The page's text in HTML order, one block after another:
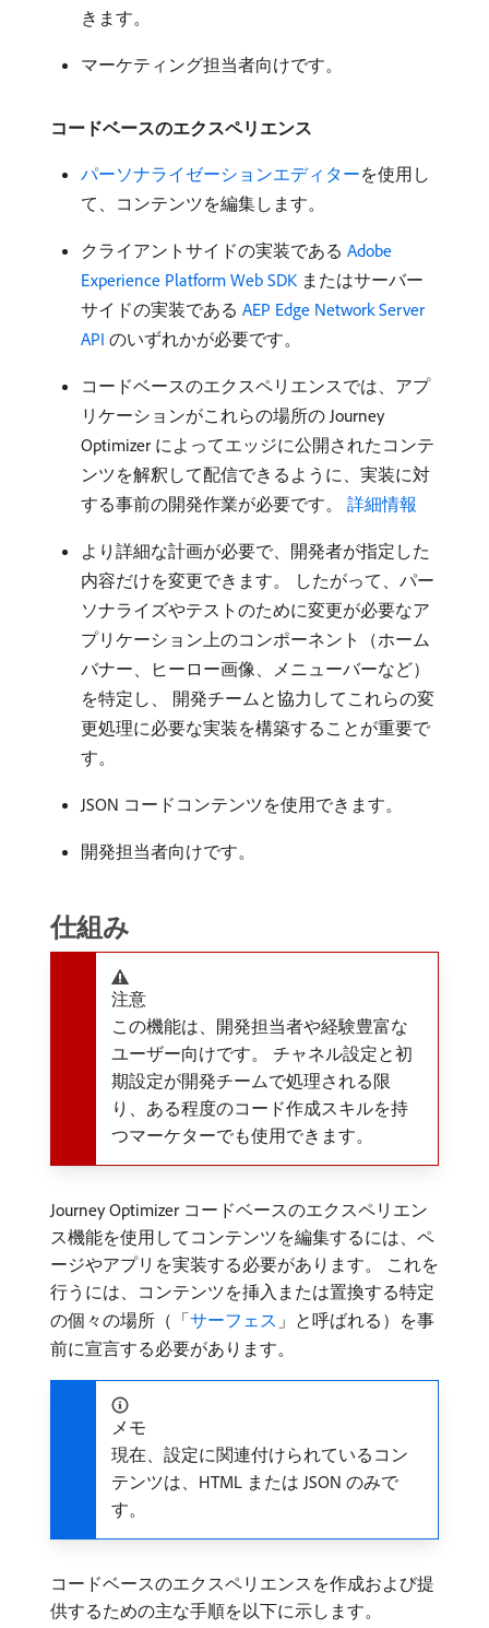
きます。
マーケティング担当者向けです。
コードベースのエクスペリエンス
パーソナライゼーションエディターを使用し
て、コンテンツを編集します。
クライアントサイドの実装である Adobe
Experience Platform Web SDK またはサーバー
サイドの実装である AEP Edge Network Server
API のいずれかが必要です。
コードベースのエクスペリエンスでは、アプ
リケーションがこれらの場所の Journey
Optimizer によってエッジに公開されたコンテ
ンツを解釈して配信できるように、実装に対
する事前の開発作業が必要です。 詳細情報
より詳細な計画が必要で、開発者が指定した
内容だけを変更できます。 したがって、パー
ソナライズやテストのために変更が必要なア
プリケーション上のコンポーネント（ホーム
バナー、ヒーロー画像、メニューバーなど）
を特定し、 開発チームと協力してこれらの変
更処理に必要な実装を構築することが重要で
す。
JSON コードコンテンツを使用できます。
開発担当者向けです。
仕組み
注意
この機能は、開発担当者や経験豊富な
ユーザー向けです。 チャネル設定と初
期設定が開発チームで処理される限
り、ある程度のコード作成スキルを持
つマーケターでも使用できます。
Journey Optimizer コードベースのエクスペリエン
ス機能を使用してコンテンツを編集するには、ペ
ージやアプリを実装する必要があります。 これを
行うには、コンテンツを挿入または置換する特定
の個々の場所（「サーフェス 」と呼ばれる）を事
前に宣言する必要があります。
メモ
現在、設定に関連付けられているコン
テンツは、HTML または JSON のみで
す。
コードベースのエクスペリエンスを作成および提
供するための主な手順を以下に示します。